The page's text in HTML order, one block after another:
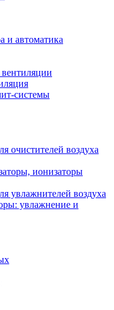
и автоматика
системы
очистителей воздуха
ионизаторы
увлажнителей воздуха
увлажнение и